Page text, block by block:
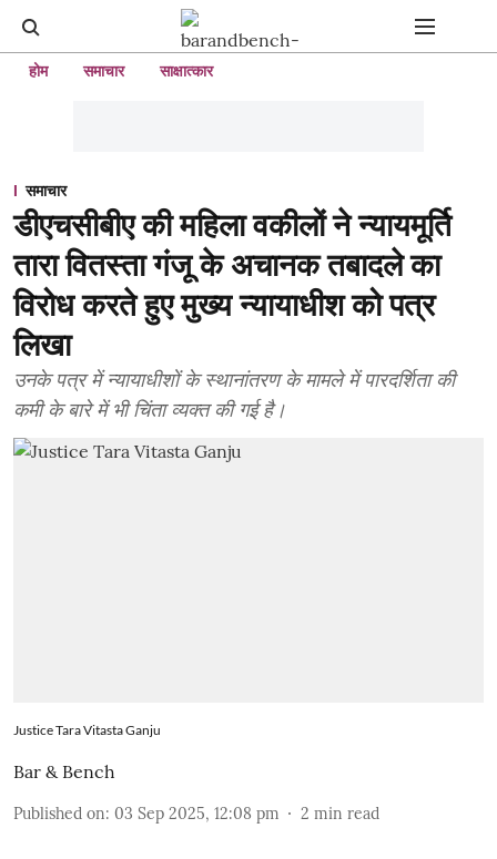
होम समाचार साक्षात्कार
समाचार
डीएचसीबीए की महिला वकीलों ने न्यायमूर्ति
तारा वितस्ता गंजू के अचानक तबादले का
विरोध करते हुए मुख्य न्यायाधीश को पत्र
लिखा
उनके पत्र में न्यायाधीशों के स्थानांतरण के मामले में पारदर्शिता की
कमी के बारे में भी चिंता व्यक्त की गई है।
Justice Tara Vitasta Ganju
Bar & Bench
Published on: 03 Sep 2025, 12:08 pm 2 min read